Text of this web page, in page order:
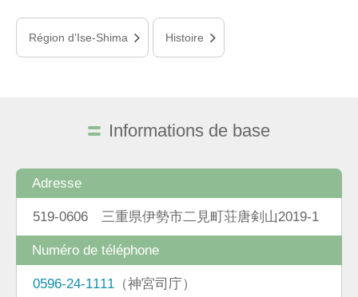
Région d’Ise-Shima Histoire
Informations de base
Adresse
519-0606 三重県伊勢市二見町荘唐剣山2019-1
Numéro de téléphone
0596-24-1111 （神宮司庁）